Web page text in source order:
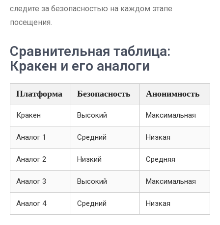
следите за безопасностью на каждом этапе
посещения.
Сравнительная таблица:
Кракен и его аналоги
Платформа Безопасность Анонимность
Кракен Высокий Максимальная
Аналог 1 Средний Низкая
Аналог 2 Низкий Средняя
Аналог 3 Высокий Максимальная
Аналог 4 Средний Низкая